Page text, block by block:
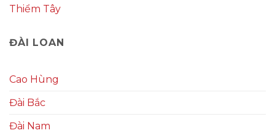
Thiểm Tây
ĐÀI LOAN
Cao Hùng
Đài Bắc
Đài Nam